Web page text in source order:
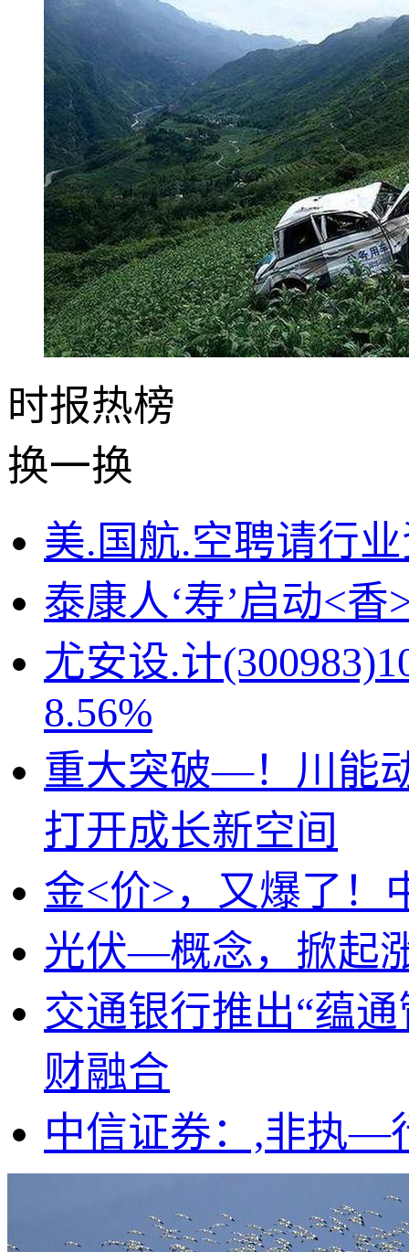
时报热榜
换一换
美.国航.空聘请行
泰康人‘寿’启动<
尤安设.计
8.56%
重大突破—！川能
打开成长新空间
金<价>，又爆了！
光伏—概念，掀起
交通银行推出“蕴
财融合
中信证券：,非执—